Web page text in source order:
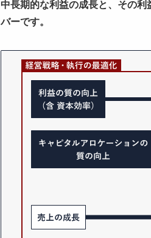
中長期的な利益の成長と、その
バーです。